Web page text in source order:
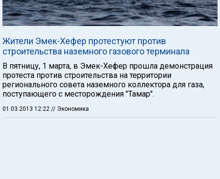
Жители Эмек-Хефер протестуют против
строительства наземного газового терминала
В пятницу, 1 марта, в Эмек-Хефер прошла демонстрация
протеста против строительства на территории
регионального совета наземного коллектора для газа,
поступающего с месторождения "Тамар".
01.03.2013 12:22 // Экономика